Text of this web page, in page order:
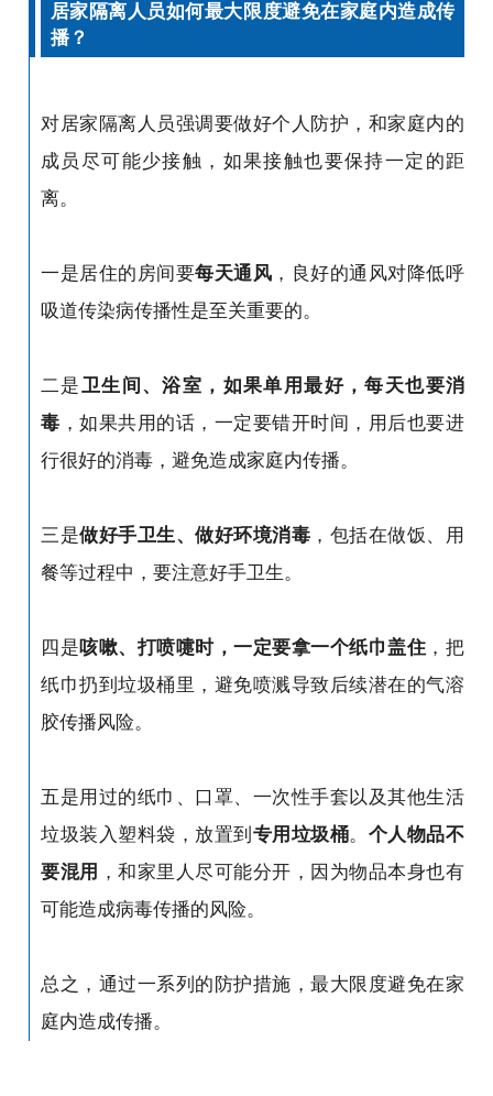
居家隔离人员如何最大限度避免在家庭内造成传
播？
对居家隔离人员强调要做好个人防护，和家庭内的
成员尽可能少接触，如果接触也要保持一定的距
离。
一是居住的房间要每天通风 ，良好的通风对降低呼
吸道传染病传播性是至关重要的。
二是卫生间、浴室，如果单用最好，每天也要消
毒 ，如果共用的话，一定要错开时间，用后也要进
行很好的消毒，避免造成家庭内传播。
三是做好手卫生、做好环境消毒 ，包括在做饭、用
餐等过程中，要注意好手卫生。
四是咳嗽、打喷嚏时，一定要拿一个纸巾盖住 ，把
纸巾扔到垃圾桶里，避免喷溅导致后续潜在的气溶
胶传播风险。
五是用过的纸巾、口罩、一次性手套以及其他生活
垃圾装入塑料袋，放置到 专用垃圾桶。 个人物品不
要混用 ，和家里人尽可能分开，因为物品本身也有
可能造成病毒传播的风险。
总之，通过一系列的防护措施，最大限度避免在家
庭内造成传播。